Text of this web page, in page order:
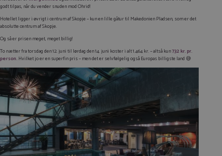
godt tilpas, når du vender snuden mod Ohrid!
Hotellet ligger i øvrigt i centrum af Skopje – kun en lille gåtur til Makedonien Pladsen, som er det
absolutte centrum af Skopje.
Og så er prisen meget, meget billig!
To nætter fra torsdag den 12. juni til lørdag den 14. juni koster i alt 1.464 kr. – altså kun732 kr. pr.
person.Hvilket jo er en superfin pris – men det er selvfølgelig også Europas billigste land 😅